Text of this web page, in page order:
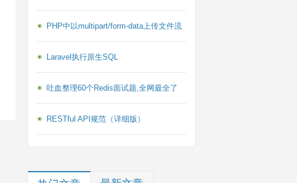
PHP中以multipart/form-data上传文件流
Laravel执行原生SQL
吐血整理60个Redis面试题,全网最全了
RESTful API规范（详细版）